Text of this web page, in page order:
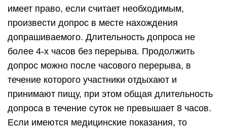
имеет право, если считает необходимым,
произвести допрос в месте нахождения
допрашиваемого. Длительность допроса не
более 4-х часов без перерыва. Продолжить
допрос можно после часового перерыва, в
течение которого участники отдыхают и
принимают пищу, при этом общая длительность
допроса в течение суток не превышает 8 часов.
Если имеются медицинские показания, то